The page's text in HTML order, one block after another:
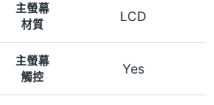
主螢幕
材質
LCD
主螢幕
觸控
Yes